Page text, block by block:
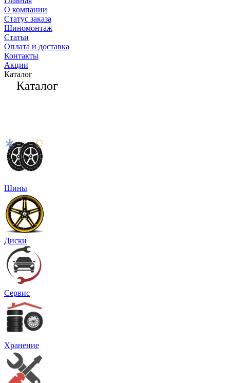
О компании
Статус заказа
Шиномонтаж
Статьи
Оплата и доставка
Контакты
Акции
Каталог
Каталог
Шины
Диски
Сервис
Хранение